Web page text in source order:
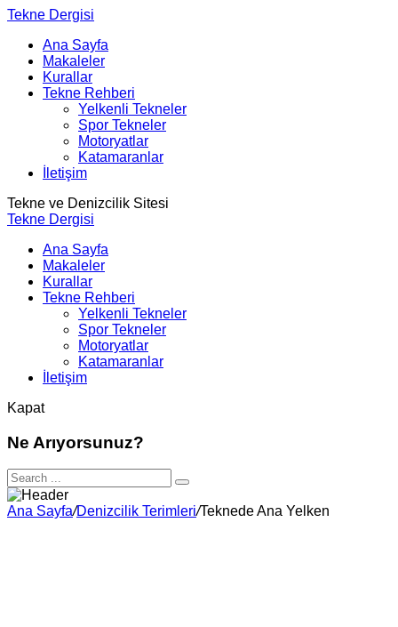
Tekne Dergisi
Ana Sayfa
Makaleler
Kurallar
Tekne Rehberi
Yelkenli Tekneler
Spor Tekneler
Motoryatlar
Katamaranlar
İletişim
Tekne ve Denizcilik Sitesi
Tekne Dergisi
Ana Sayfa
Makaleler
Kurallar
Tekne Rehberi
Yelkenli Tekneler
Spor Tekneler
Motoryatlar
Katamaranlar
İletişim
Kapat
Ne Arıyorsunuz?
Ana Sayfa/Denizcilik Terimleri/Teknede Ana Yelken